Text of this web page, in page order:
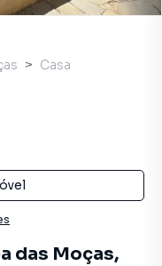
Casa
das Moças,